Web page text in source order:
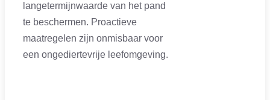
langetermijnwaarde van het pand
te beschermen. Proactieve
maatregelen zijn onmisbaar voor
een ongediertevrije leefomgeving.